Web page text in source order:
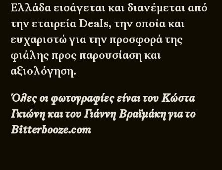
Ελλάδα εισάγεται και διανέμεται από
την εταιρεία Deals, την οποία και
ευχαριστώ για την προσφορά της
φιάλης προς παρουσίαση και
αξιολόγηση.
Όλες οι φωτογραφίες είναι του Κώστα
Γκιώνηκαι του Γιάννη Βραϊμάκηγια το
Bitterbooze.com